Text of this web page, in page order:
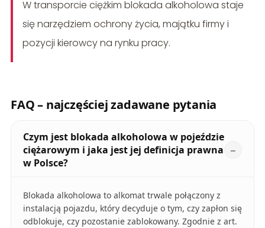
W transporcie ciężkim blokada alkoholowa staje
się narzędziem ochrony życia, majątku firmy i
pozycji kierowcy na rynku pracy.
FAQ – najczęściej zadawane pytania
Czym jest blokada alkoholowa w pojeździe
ciężarowym i jaka jest jej definicja prawna
w Polsce?
Blokada alkoholowa to alkomat trwale połączony z
instalacją pojazdu, który decyduje o tym, czy zapłon się
odblokuje, czy pozostanie zablokowany. Zgodnie z art.